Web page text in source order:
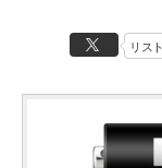
リスト